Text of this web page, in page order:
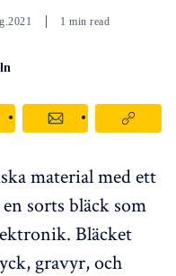
1 min read
material med ett
sorts bläck som
Bläcket
gravyr, och